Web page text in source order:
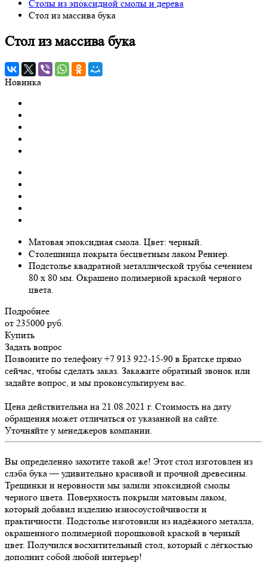
Столы из эпоксидной смолы и дерева
Стол из массива бука
Стол из массива бука
Новинка
Матовая эпоксидная смола. Цвет: черный.
Столешница покрыта бесцветным лаком Реннер.
Подстолье квадратной металлической трубы сечением
80 х 80 мм. Окрашено полимерной краской черного
цвета.
Подробнее
от 235000 руб.
Купить
Задать вопрос
Позвоните по телефону +7 913 922-15-90 в Братске прямо
сейчас, чтобы сделать заказ. Закажите обратный звонок или
задайте вопрос, и мы проконсультируем вас.
Цена действительна на 21.08.2021 г. Стоимость на дату
обращения может отличаться от указанной на сайте.
Уточняйте у менеджеров компании.
Вы определенно захотите такой же! Этот стол изготовлен из
слэба бука — удивительно красивой и прочной древесины.
Трещинки и неровности мы залили эпоксидной смолы
черного цвета. Поверхность покрыли матовым лаком,
который добавил изделию износоустойчивости и
практичности. Подстолье изготовили из надёжного металла,
окрашенного полимерной порошковой краской в черный
цвет. Получился восхитительный стол, который с лёгкостью
дополнит собой любой интерьер!